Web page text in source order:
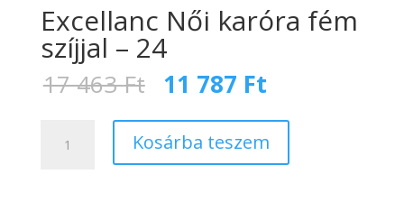
Excellanc Női karóra fém
szíjjal – 24
17 463Ft Original
price
was:
17
463 Ft.
11 787 Ft
is:
11
787 Ft.
Kosárba teszem